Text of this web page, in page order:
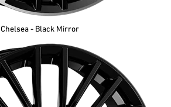
Chelsea - Black Mirror